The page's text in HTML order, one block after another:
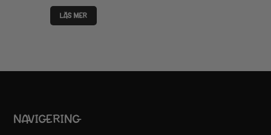
LÄS MER
NAVIGERING